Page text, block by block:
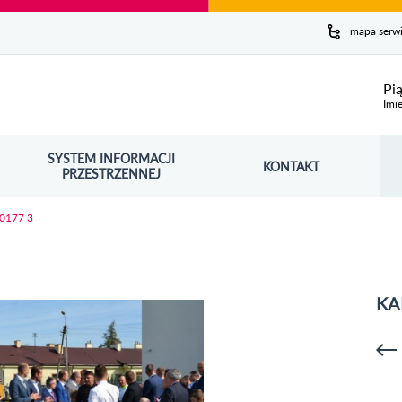
mapa
SYSTEM INFORMACJI
PRZESTRZENNEJ
OTWORZY SIĘ W NOWYM OKNIE KONTAKT
3